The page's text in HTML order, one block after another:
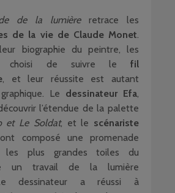
de la lumièreretrace les
de la vie de Claude Monet.
biographie du peintre, les
choisi de suivre le fil
, et leur réussite est autant
Le dessinateur Efa,
l’étendue de la palette
et Le Soldat, et le scénariste
composé une promenade
les plus grandes toiles du
un travail de la lumière
le dessinateur a réussi à